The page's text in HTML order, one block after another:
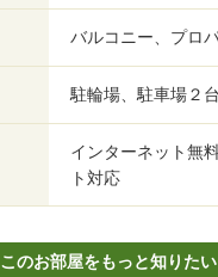
バルコニー、プロ
駐輪場、駐車場２
インターネット無
ト対応
このお部屋をもっと知りたい